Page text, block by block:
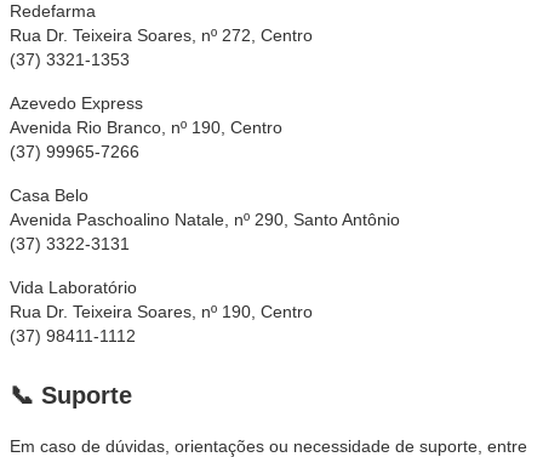
Redefarma
Rua Dr. Teixeira Soares, nº 272, Centro
(37) 3321-1353
Azevedo Express
Avenida Rio Branco, nº 190, Centro
(37) 99965-7266
Casa Belo
Avenida Paschoalino Natale, nº 290, Santo Antônio
(37) 3322-3131
Vida Laboratório
Rua Dr. Teixeira Soares, nº 190, Centro
(37) 98411-1112
📞 Suporte
Em caso de dúvidas, orientações ou necessidade de suporte, entre